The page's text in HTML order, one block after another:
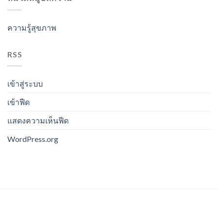
ความรู้สุขภาพ
RSS
เข้าสู่ระบบ
เข้าฟีด
แสดงความเห็นฟีด
WordPress.org